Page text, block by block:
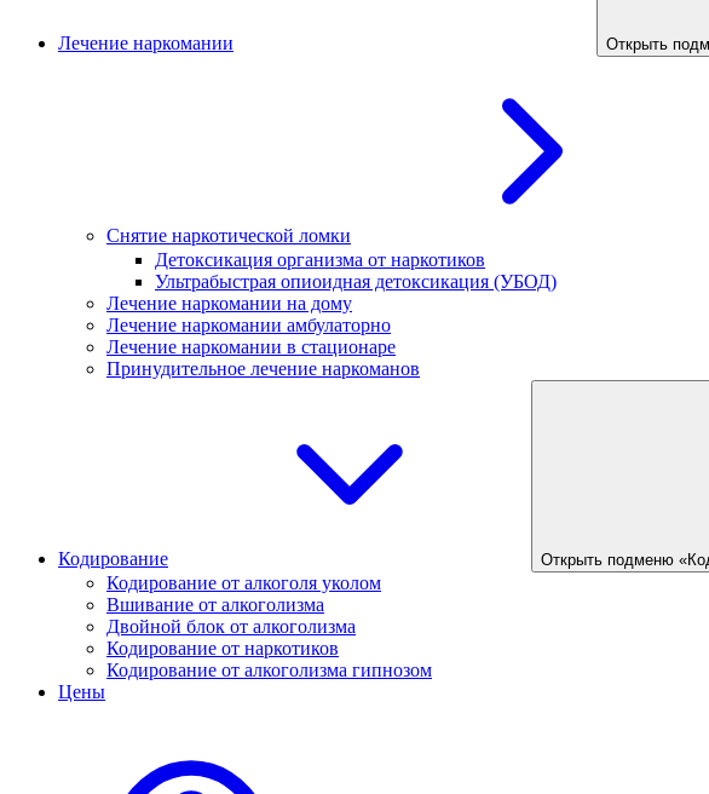
Лечение наркомании Открыть
Снятие наркотической ломки
Детоксикация организма от наркотиков
Ультрабыстрая опиоидная детоксикация (УБОД)
Лечение наркомании на дому
Лечение наркомании амбулаторно
Лечение наркомании в стационаре
Принудительное лечение наркоманов
Кодирование Открыть подменю
Кодирование от алкоголя уколом
Вшивание от алкоголизма
Двойной блок от алкоголизма
Кодирование от наркотиков
Кодирование от алкоголизма гипнозом
Цены